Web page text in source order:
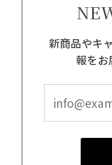
新商品やキ
報をお